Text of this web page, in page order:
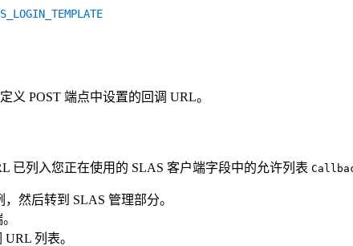
义 POST 端点中设置的回调 URL。
已列入您正在使用的 SLAS 客户端字段中的允许列表
，然后转到 SLAS 管理部分。
列表。